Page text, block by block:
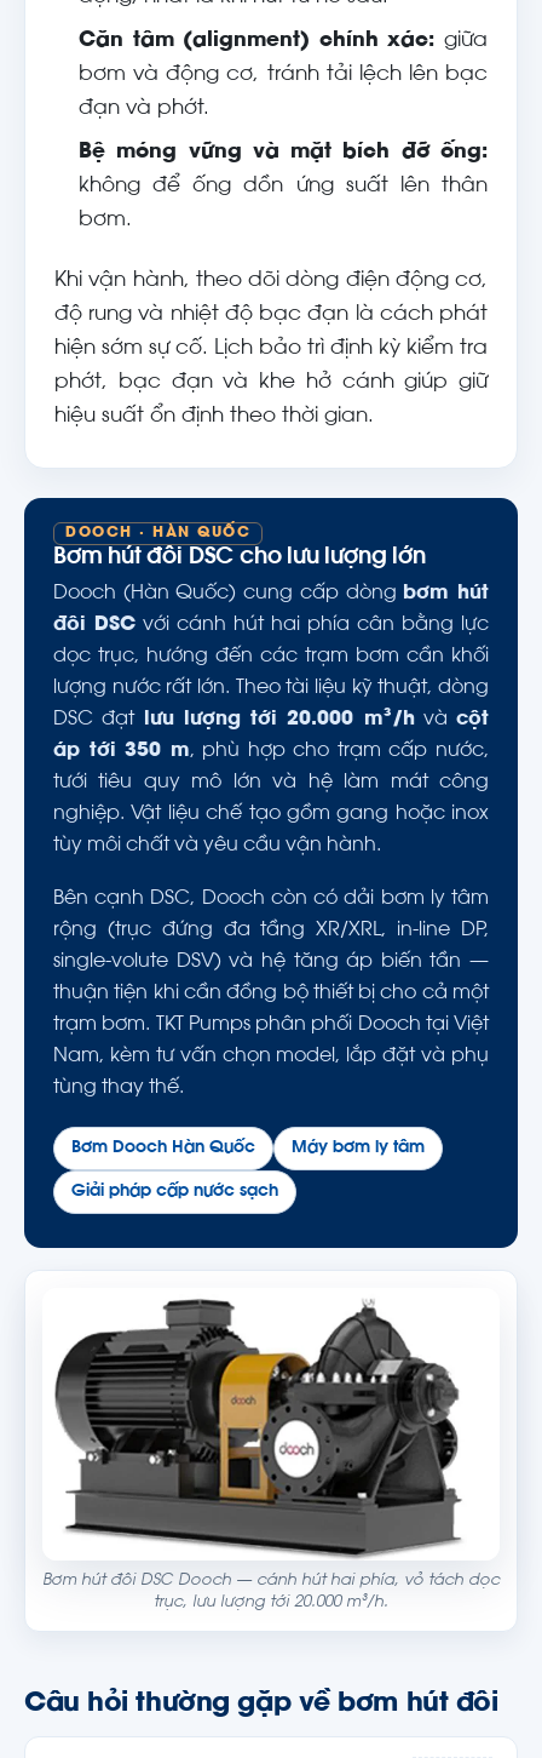
Căn tâm (alignment) chính xác: giữa
bơm và động cơ, tránh tải lệch lên bạc
đạn và phớt.
Bệ móng vững và mặt bích đỡ ống:
không để ống dồn ứng suất lên thân
bơm.
Khi vận hành, theo dõi dòng điện động cơ,
độ rung và nhiệt độ bạc đạn là cách phát
hiện sớm sự cố. Lịch bảo trì định kỳ kiểm tra
phớt, bạc đạn và khe hở cánh giúp giữ
hiệu suất ổn định theo thời gian.
DOOCH · HÀN QUỐC
Bơm hút đôi DSC cho lưu lượng lớn
Dooch (Hàn Quốc) cung cấp dòng bơm hút
đôi DSC với cánh hút hai phía cân bằng lực
dọc trục, hướng đến các trạm bơm cần khối
lượng nước rất lớn. Theo tài liệu kỹ thuật, dòng
DSC đạt lưu lượng tới 20.000 m³/hvà cột
áp tới 350 m, phù hợp cho trạm cấp nước,
tưới tiêu quy mô lớn và hệ làm mát công
nghiệp. Vật liệu chế tạo gồm gang hoặc inox
tùy môi chất và yêu cầu vận hành.
Bên cạnh DSC, Dooch còn có dải bơm ly tâm
rộng (trục đứng đa tầng XR/XRL, in-line DP,
single-volute DSV) và hệ tăng áp biến tần —
thuận tiện khi cần đồng bộ thiết bị cho cả một
trạm bơm. TKT Pumps phân phối Dooch tại Việt
Nam, kèm tư vấn chọn model, lắp đặt và phụ
tùng thay thế.
Bơm Dooch Hàn Quốc Máy bơm ly tâm
Giải pháp cấp nước sạch
Bơm hút đôi DSC Dooch — cánh hút hai phía, vỏ tách dọc
trục, lưu lượng tới 20.000 m³/h.
Câu hỏi thường gặp về bơm hút đôi